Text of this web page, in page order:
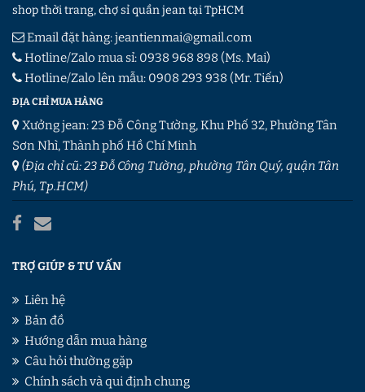
shop thời trang, chợ sỉ quần jean tại TpHCM
Email đặt hàng:jeantienmai@gmail.com
Hotline/Zalo mua sỉ: 0938 968 898 (Ms. Mai)
Hotline/Zalo lên mẫu: 0908 293 938 (Mr. Tiến)
ĐỊA CHỈ MUA HÀNG
Xưởng jean: 23 Đỗ Công Tường, Khu Phố 32, Phường Tân
Sơn Nhì, Thành phố Hồ Chí Minh
(Địa chỉ cũ: 23 Đỗ Công Tường, phường Tân Quý, quận Tân
Phú, Tp.HCM)
TRỢ GIÚP & TƯ VẤN
Liên hệ
Bản đồ
Hướng dẫn mua hàng
Câu hỏi thường gặp
Chính sách và qui định chung